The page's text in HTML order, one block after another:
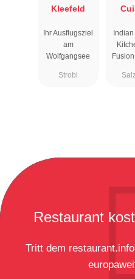
Kleefeld
Ihr Ausflugsziel
am
Wolfgangsee
Strobl
Restaurant
Tritt dem